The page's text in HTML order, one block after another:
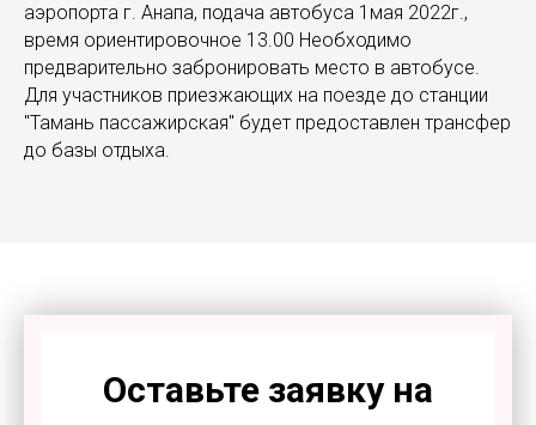
аэропорта г. Анапа, подача автобуса 1мая 2022г.,
время ориентировочное 13.00 Необходимо
предварительно забронировать место в автобусе.
Для участников приезжающих на поезде до станции
"Тамань пассажирская" будет предоставлен трансфер
до базы отдыха.
Оставьте заявку на